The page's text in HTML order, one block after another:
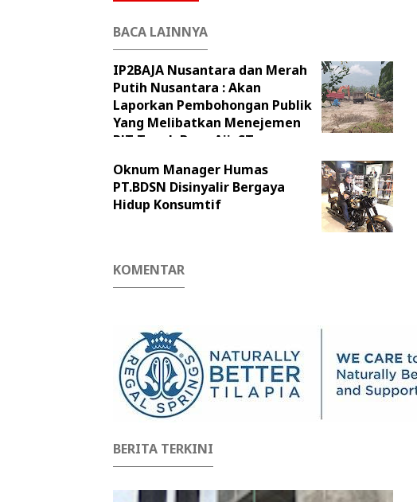
BACA LAINNYA
IP2BAJA Nusantara dan Merah
Putih Nusantara : Akan
Laporkan Pembohongan Publik
Yang Melibatkan Menejemen
PJT Teguh Bayu Aji, ST
Oknum Manager Humas
PT.BDSN Disinyalir Bergaya
Hidup Konsumtif
KOMENTAR
BERITA TERKINI